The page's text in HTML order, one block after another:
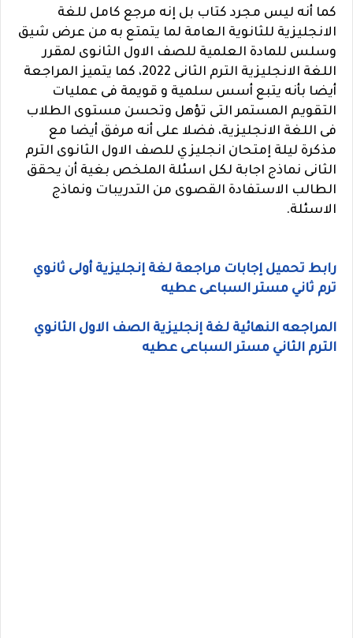
كما أنه ليس مجرد كتاب بل إنه مرجع كامل للغة
الانجليزية للثانوية العامة لما يتمتع به من عرض شيق
وسلس للمادة العلمية للصف الاول الثانوى لمقرر
اللغة الانجليزية الترم الثانى 2022، كما يتميز المراجعة
أيضا بأنه يتبع أسس سلمية و قويمة فى عمليات
التقويم المستمر التى تؤهل وتحسن مستوى الطلاب
فى اللغة الانجليزية، فضلا على أنه مرفق أيضا مع
مذكرة ليلة إمتحان انجليزي للصف الاول الثانوى الترم
الثانى نماذج اجابة لكل اسئلة الملخص بغية أن يحقق
الطالب الاستفادة القصوى من التدريبات ونماذج
الاسئلة.
رابط تحميل إجابات مراجعة لغة إنجليزية أولى ثانوي
ترم ثاني مستر السباعى عطيه
المراجعه النهائية لغة إنجليزية الصف الاول الثانوي
الترم الثاني مستر السباعى عطيه